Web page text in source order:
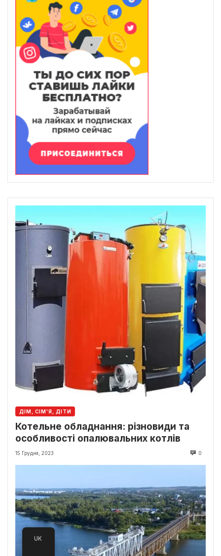
ДІМ, СІМ'Я, ДІТИ
Котельне обладнання: різновиди та
особливості опалювальних котлів
15 Грудня, 2023 0
UK